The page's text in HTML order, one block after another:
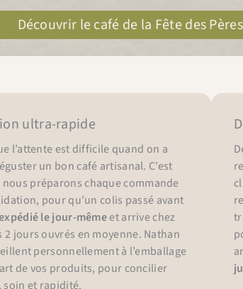
Découvrir le café de la Fête des
ultra-rapide
l’attente est difficile quand on a
un bon café artisanal. C’est
préparons chaque commande
pour qu’un colis passé avant
le jour-mêmeet arrive chez
2 jours ouvrés en moyenne. Nathan
personnellement à l’emballage
de vos produits, pour concilier
soin et rapidité.